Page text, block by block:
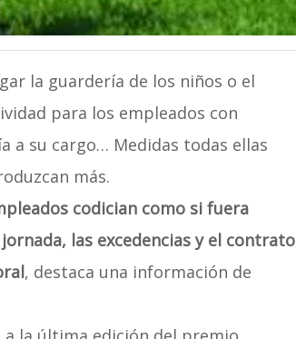
la guardería de los niños o el
para los empleados con
a su cargo… Medidas todas ellas
más.
codician como si fuera
las excedencias y el contrato
, destaca una información de